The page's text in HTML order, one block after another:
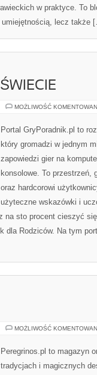
w praktyce. To
lecz także
MOŻLIWOŚĆ
Portal GryPoradnik.pl to
który gromadzi w jednym
zapowiedzi gier na
konsolowe. To przestrzeń,
oraz hardcorowi
użyteczne wskazówki i
na sto procent cieszyć
dla Rodziców. Na tym
MOŻLIWOŚĆ
Peregrinos.pl to magazyn
tradycjach i magicznych